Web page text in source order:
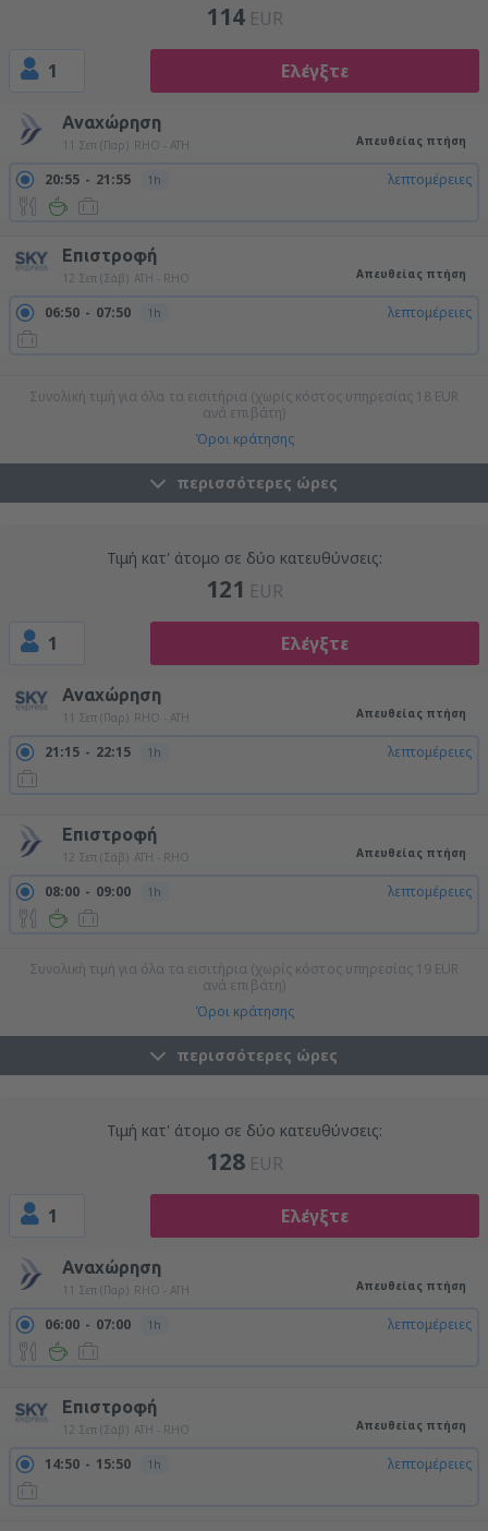
114 EUR
1 Ελέγξτε
Αναχώρηση
11 Σεπ (Παρ) RHO - ATH Απευθείας πτήση
20:55 21:55 1h λεπτομέρειες
Επιστροφή
12 Σεπ (Σάβ) ATH - RHO Απευθείας πτήση
06:50 07:50 1h λεπτομέρειες
Συνολική τιμή για όλα τα εισιτήρια (χωρίς κόστος υπηρεσίας 18 EUR
ανά επιβάτη)
Όροι κράτησης
περισσότερες ώρες
Τιμή κατ' άτομο σε δύο κατευθύνσεις:
121 EUR
1 Ελέγξτε
Αναχώρηση
11 Σεπ (Παρ) RHO - ATH Απευθείας πτήση
21:15 22:15 1h λεπτομέρειες
Επιστροφή
12 Σεπ (Σάβ) ATH - RHO Απευθείας πτήση
08:00 09:00 1h λεπτομέρειες
Συνολική τιμή για όλα τα εισιτήρια (χωρίς κόστος υπηρεσίας 19 EUR
ανά επιβάτη)
Όροι κράτησης
περισσότερες ώρες
Τιμή κατ' άτομο σε δύο κατευθύνσεις:
128 EUR
1 Ελέγξτε
Αναχώρηση
11 Σεπ (Παρ) RHO - ATH Απευθείας πτήση
06:00 07:00 1h λεπτομέρειες
Επιστροφή
12 Σεπ (Σάβ) ATH - RHO Απευθείας πτήση
14:50 15:50 1h λεπτομέρειες